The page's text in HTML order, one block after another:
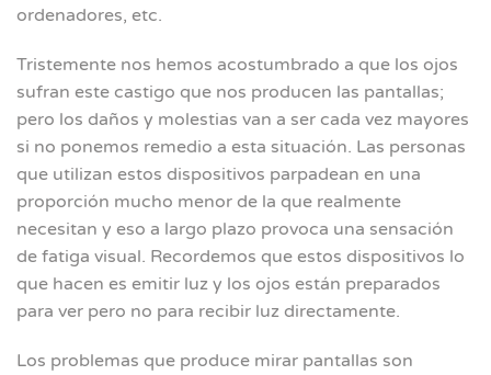
ordenadores, etc.
Tristemente nos hemos acostumbrado a que los ojos
sufran este castigo que nos producen las pantallas;
pero los daños y molestias van a ser cada vez mayores
si no ponemos remedio a esta situación. Las personas
que utilizan estos dispositivos parpadean en una
proporción mucho menor de la que realmente
necesitan y eso a largo plazo provoca una sensación
de fatiga visual. Recordemos que estos dispositivos lo
que hacen es emitir luz y los ojos están preparados
para ver pero no para recibir luz directamente.
Los problemas que produce mirar pantallas son